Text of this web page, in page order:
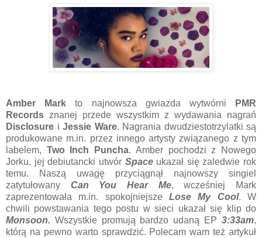
Amber Mark to najnowsza gwiazda wytwórni
PMR
Records znanej przede wszystkim z wydawania nagrań
Disclosure i Jessie Ware. Nagrania dwudziestotrzylatki są
produkowane m.in. przez innego artysty związanego z tym
labelem, Two Inch Puncha. Amber pochodzi z Nowego
Jorku, jej debiutancki utwór Space ukazał się zaledwie rok
temu. Naszą uwagę przyciągnął najnowszy singiel
zatytułowany Can You Hear Me, wcześniej Mark
zaprezentowała m.in. spokojniejsze Lose My Cool. W
chwili powstawania tego postu w sieci ukazał się klip do
Monsoon. Wszystkie promują bardzo udaną EP 3:33am,
którą na pewno warto sprawdzić. Polecam wam też artykuł